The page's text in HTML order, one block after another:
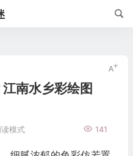
南水乡彩绘图
141
读模式